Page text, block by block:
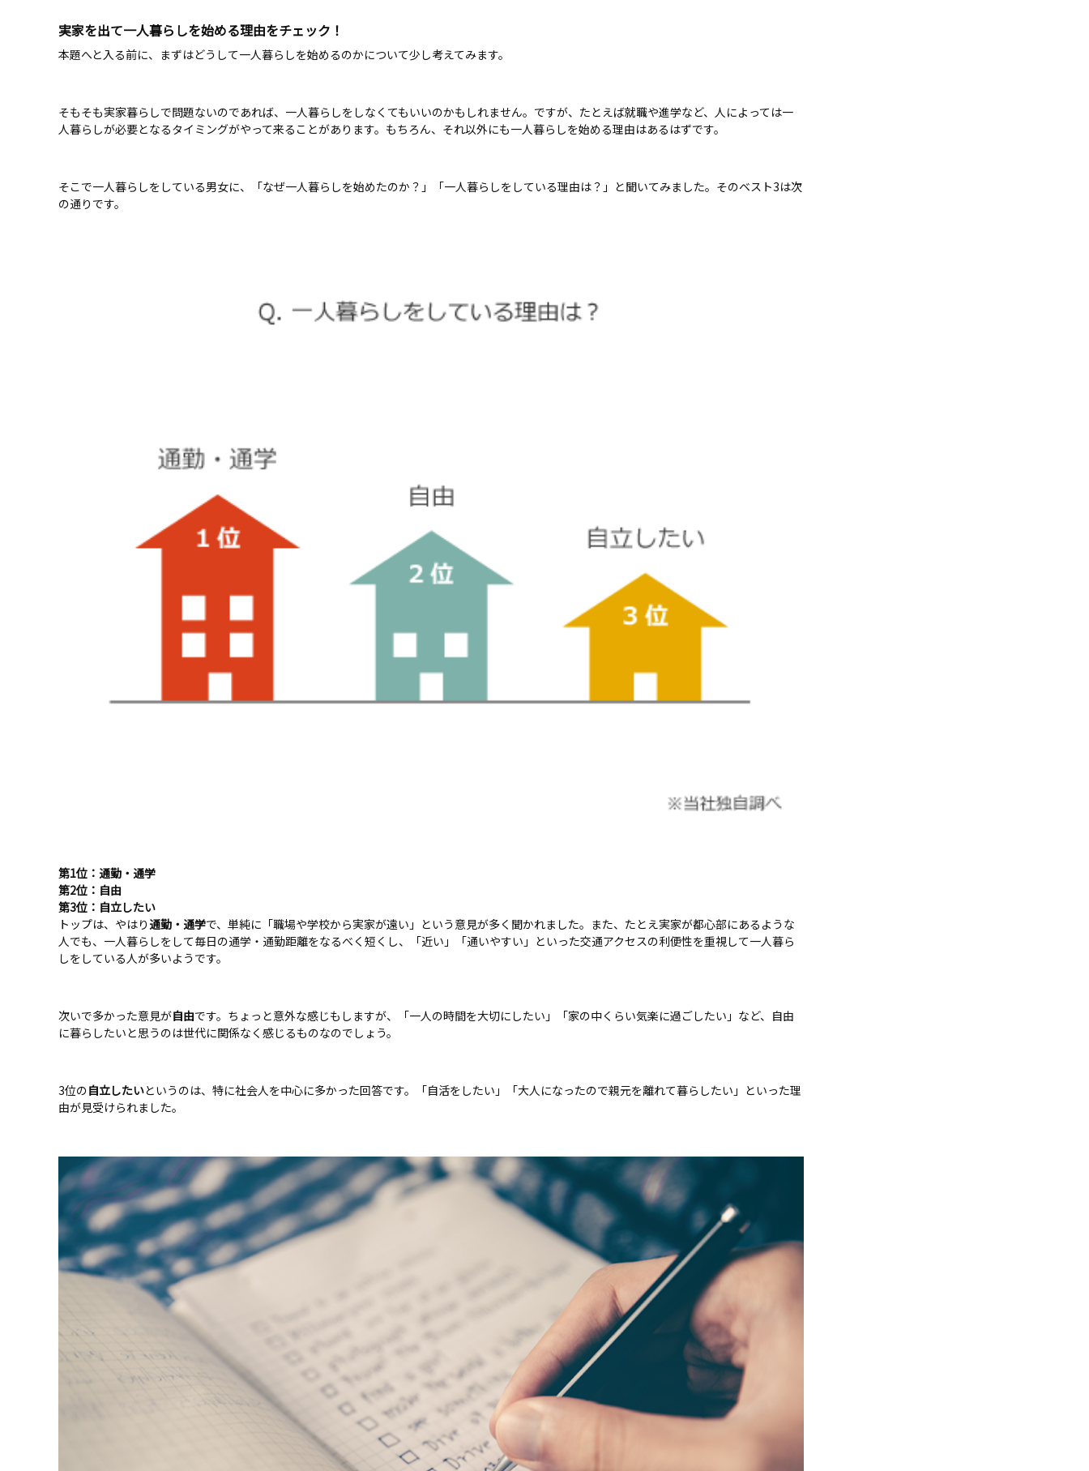
実家を出て一人暮らしを始める理由をチェック！
本題へと入る前に、まずはどうして一人暮らしを始めるのかについて少し考えてみます。
そもそも実家暮らしで問題ないのであれば、一人暮らしをしなくてもいいのかもしれません。ですが、たとえば就職や進学など、人によっては一
人暮らしが必要となるタイミングがやって来ることがあります。もちろん、それ以外にも一人暮らしを始める理由はあるはずです。
そこで一人暮らしをしている男女に、「なぜ一人暮らしを始めたのか？」「一人暮らしをしている理由は？」と聞いてみました。そのベスト3は次
の通りです。
第1位：通勤・通学
第2位：自由
第3位：自立したい
トップは、やはり 通勤・通学で、単純に「職場や学校から実家が遠い」という意見が多く聞かれました。また、たとえ実家が都心部にあるような
人でも、一人暮らしをして毎日の通学・通勤距離をなるべく短くし、「近い」「通いやすい」といった交通アクセスの利便性を重視して一人暮ら
しをしている人が多いようです。
次いで多かった意見が自由です。ちょっと意外な感じもしますが、「一人の時間を大切にしたい」「家の中くらい気楽に過ごしたい」など、自由
に暮らしたいと思うのは世代に関係なく感じるものなのでしょう。
3位の自立したいというのは、特に社会人を中心に多かった回答です。「自活をしたい」「大人になったので親元を離れて暮らしたい」といった理
由が見受けられました。